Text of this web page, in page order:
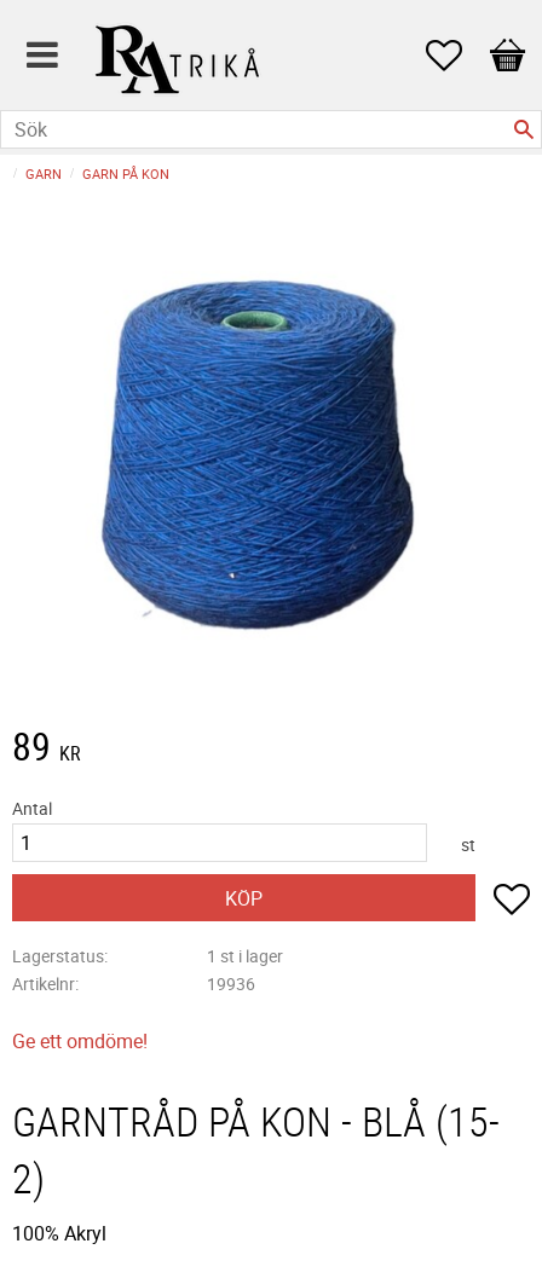
Favoriter
GARN GARN PÅ KON
89 KR
Antal
st
KÖP
Lagerstatus
1 st i lager
Artikelnr
19936
Ge ett omdöme!
GARNTRÅD PÅ KON - BLÅ (15-
2)
100% Akryl